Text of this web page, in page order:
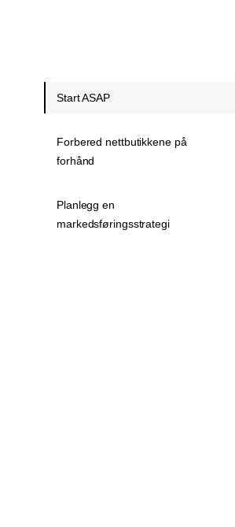
Start ASAP
Forbered nettbutikkene på
forhånd
Planlegg en
markedsføringsstrategi